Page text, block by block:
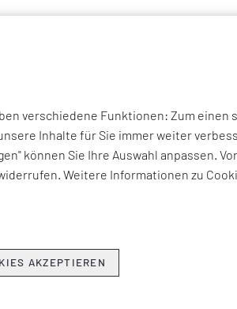
und Logistik Shopfloor Management
in der Regel auf die
verschiedene Funktionen: Zum
Inhalte für Sie immer weiter
können Sie Ihre Auswahl anpassen.
Weitere Informationen zu
AKZEPTIEREN